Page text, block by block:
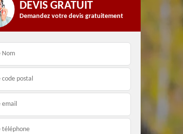
de-Calais
DEVIS GRATUIT
Demandez votre devis gratuitement